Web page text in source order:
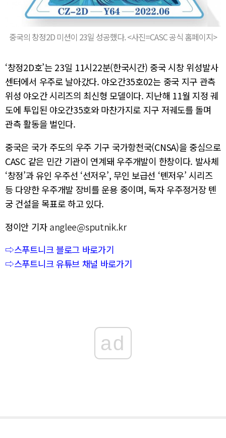
중국의 창정2D 미션이 23일 성공했다. <사진=CASC 공식 홈페이지>
‘창정2D호’는 23일 11시22분(한국시간) 중국 시창 위성발사
센터에서 우주로 날아갔다. 야오간35호02는 중국 지구 관측
위성 야오간 시리즈의 최신형 모델이다. 지난해 11월 지정 궤
도에 투입된 야오간35호와 마찬가지로 지구 저궤도를 돌며
관측 활동을 벌인다.
중국은 국가 주도의 우주 기구 국가항천국(CNSA)을 중심으로
CASC 같은 민간 기관이 연계돼 우주개발이 한창이다. 발사체
‘창정’과 유인 우주선 ‘선저우’, 무인 보급선 ‘톈저우’ 시리즈
등 다양한 우주개발 장비를 운용 중이며, 독자 우주정거장 톈
궁 건설을 목표로 하고 있다.
정이안 기자 anglee@sputnik.kr
⇨스푸트니크 블로그 바로가기
⇨스푸트니크 유튜브 채널 바로가기
ad